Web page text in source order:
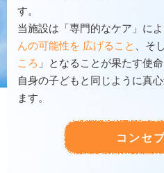
す。
当施設は「専門的なケア」に
んの可能性を 広げること 、そ
ころ 」となることが果たす使命
自身の子どもと同じように真
ます。
コンセ